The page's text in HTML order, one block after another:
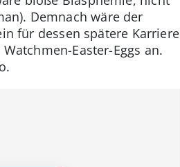
Demnach wäre der
für dessen spätere Karriere
Easter-Eggs an.